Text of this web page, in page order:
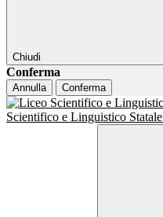
Chiudi
Conferma
Annulla Conferma
Scientifico e Linguistico Statale